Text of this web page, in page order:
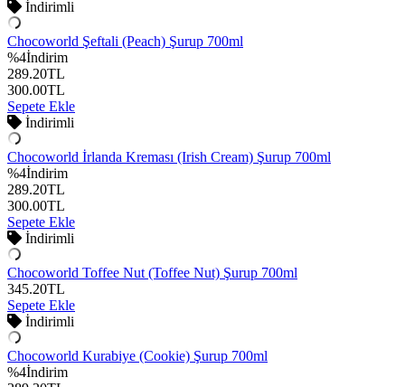
İndirimli
Chocoworld Şeftali (Peach) Şurup 700ml
%4İndirim
289.20TL
300.00TL
Sepete Ekle
İndirimli
Chocoworld İrlanda Kreması (Irish Cream) Şurup 700ml
%4İndirim
289.20TL
300.00TL
Sepete Ekle
İndirimli
Chocoworld Toffee Nut (Toffee Nut) Şurup 700ml
345.20TL
Sepete Ekle
İndirimli
Chocoworld Kurabiye (Cookie) Şurup 700ml
%4İndirim